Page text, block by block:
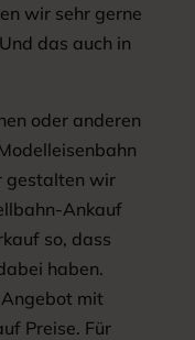
wir sehr gerne
das auch in
oder anderen
gestalten wir
Ankauf
so, dass
haben.
mit
Preise. Für